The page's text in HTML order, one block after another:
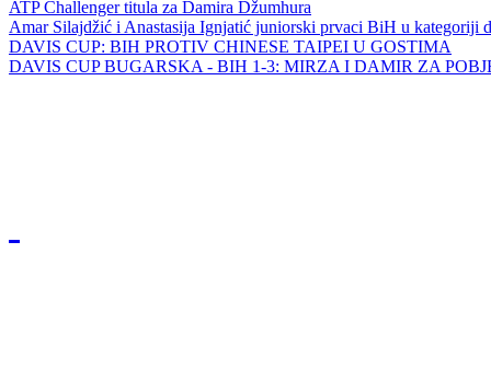
ATP Challenger titula za Damira Džumhura
Amar Silajdžić i Anastasija Ignjatić juniorski prvaci BiH u kategoriji
DAVIS CUP: BIH PROTIV CHINESE TAIPEI U GOSTIMA
DAVIS CUP BUGARSKA - BIH 1-3: MIRZA I DAMIR ZA